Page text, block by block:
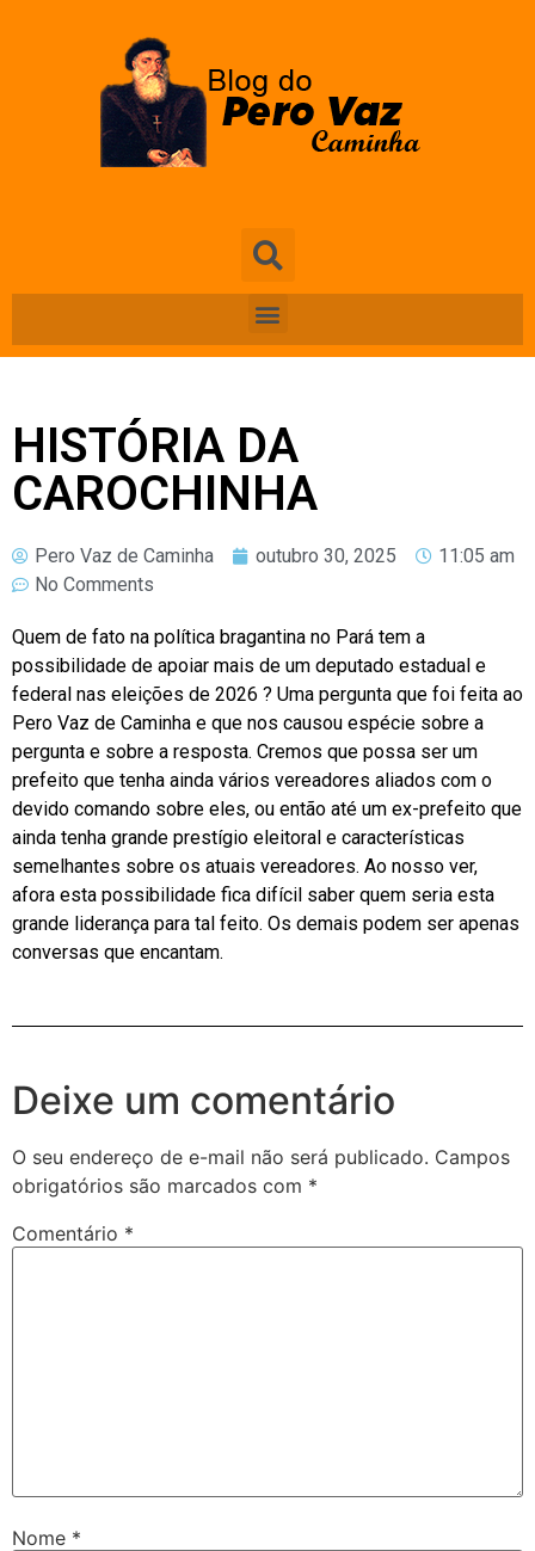
HISTÓRIA DA
CAROCHINHA
Pero Vaz de Caminha outubro 30, 2025
11:05 am
No Comments
Quem de fato na política bragantina no Pará tem a
possibilidade de apoiar mais de um deputado estadual e
federal nas eleições de 2026 ? Uma pergunta que foi feita ao
Pero Vaz de Caminha e que nos causou espécie sobre a
pergunta e sobre a resposta. Cremos que possa ser um
prefeito que tenha ainda vários vereadores aliados com o
devido comando sobre eles, ou então até um ex-prefeito que
ainda tenha grande prestígio eleitoral e características
semelhantes sobre os atuais vereadores. Ao nosso ver,
afora esta possibilidade fica difícil saber quem seria esta
grande liderança para tal feito. Os demais podem ser apenas
conversas que encantam.
Deixe um comentário
O seu endereço de e-mail não será publicado. Campos
obrigatórios são marcados com *
Comentário *
Nome *